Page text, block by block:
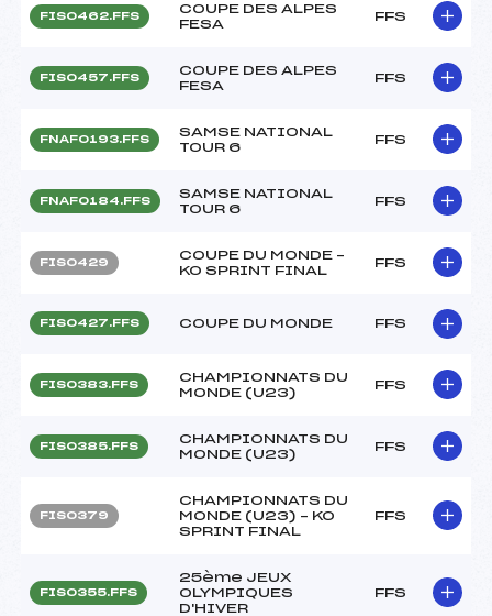
FIS0462.FFS
COUPE DES ALPES
FESA
FFS
FIS0457.FFS
COUPE DES ALPES
FESA
FFS
FNAF0193.FFS
SAMSE NATIONAL
TOUR 6
FFS
FNAF0184.FFS
SAMSE NATIONAL
TOUR 6
FFS
FIS0429
COUPE DU MONDE –
KO SPRINT FINAL
FFS
FIS0427.FFS COUPE DU MONDE FFS
FIS0383.FFS
CHAMPIONNATS DU
MONDE (U23)
FFS
FIS0385.FFS
CHAMPIONNATS DU
MONDE (U23)
FFS
FIS0379
CHAMPIONNATS DU
MONDE (U23) – KO
SPRINT FINAL
FFS
FIS0355.FFS
25ème JEUX
OLYMPIQUES
D'HIVER
FFS